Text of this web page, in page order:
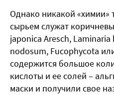
Однако никакой «химии»
сырьем служат
japonica Aresch,
nodosum, Fucophycota
содержится большое
кислоты и ее солей –
маски и получили свое